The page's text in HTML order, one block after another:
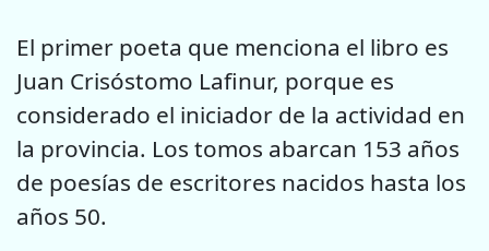
El primer poeta que menciona el libro es
Juan Crisóstomo Lafinur, porque es
considerado el iniciador de la actividad en
la provincia. Los tomos abarcan 153 años
de poesías de escritores nacidos hasta los
años 50.